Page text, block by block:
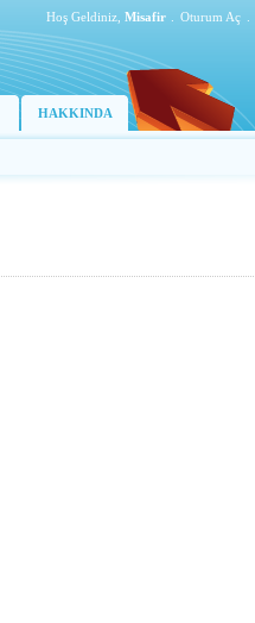
Hoş Geldiniz, Misafir Oturum Aç
HAKKINDA